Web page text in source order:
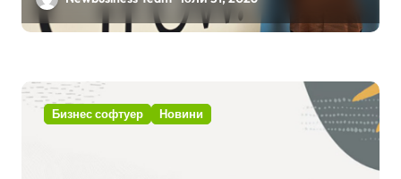
вградения в нея изкуствен
Бизнес софтуер Новини